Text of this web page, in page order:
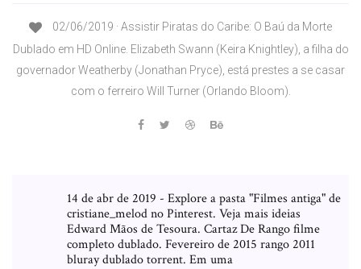
02/06/2019 · Assistir Piratas do Caribe: O Baú da Morte
Dublado em HD Online. Elizabeth Swann (Keira Knightley), a filha do
governador Weatherby (Jonathan Pryce), está prestes a se casar
com o ferreiro Will Turner (Orlando Bloom).
14 de abr de 2019 - Explore a pasta "Filmes antiga" de
cristiane_melod no Pinterest. Veja mais ideias
Edward Mãos de Tesoura. Cartaz De Rango filme
completo dublado. Fevereiro de 2015 rango 2011
bluray dublado torrent. Em uma